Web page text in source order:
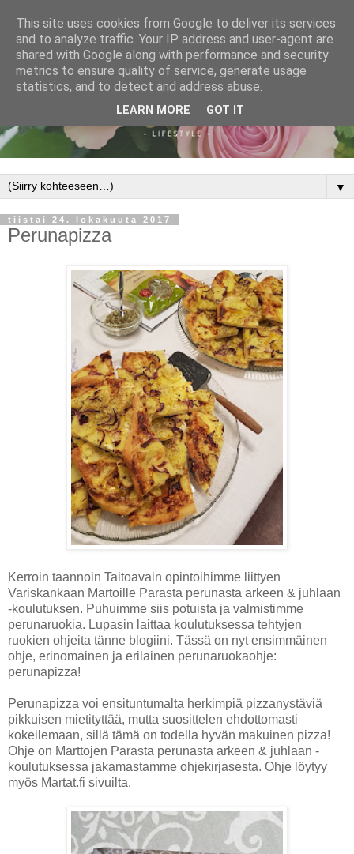
▼
tiistai 24. lokakuuta 2017
Perunapizza
Kerroin taannoin Taitoavain opintoihimme liittyen
Variskankaan Martoille Parasta perunasta arkeen & juhlaan
-koulutuksen. Puhuimme siis potuista ja valmistimme
perunaruokia. Lupasin laittaa koulutuksessa tehtyjen
ruokien ohjeita tänne blogiini. Tässä on nyt ensimmäinen
ohje, erinomainen ja erilainen perunaruokaohje:
perunapizza!
Perunapizza voi ensituntumalta herkimpiä pizzanystäviä
pikkuisen mietityttää, mutta suosittelen ehdottomasti
kokeilemaan, sillä tämä on todella hyvän makuinen pizza!
Ohje on Marttojen Parasta perunasta arkeen & juhlaan -
koulutuksessa jakamastamme ohjekirjasesta. Ohje löytyy
myös Martat.fi sivuilta.
This site uses cookies from Google to deliver its services
and to analyze traffic. Your IP address and user-agent are
shared with Google along with performance and security
metrics to ensure quality of service, generate usage
statistics, and to detect and address abuse.
LEARN MORE GOT IT